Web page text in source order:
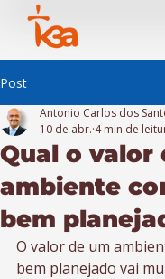
Post
Qual o valor
ambiente
bem
Antonio Carlos dos
10 de abr. 4 min de
O valor de um
bem planejado vai